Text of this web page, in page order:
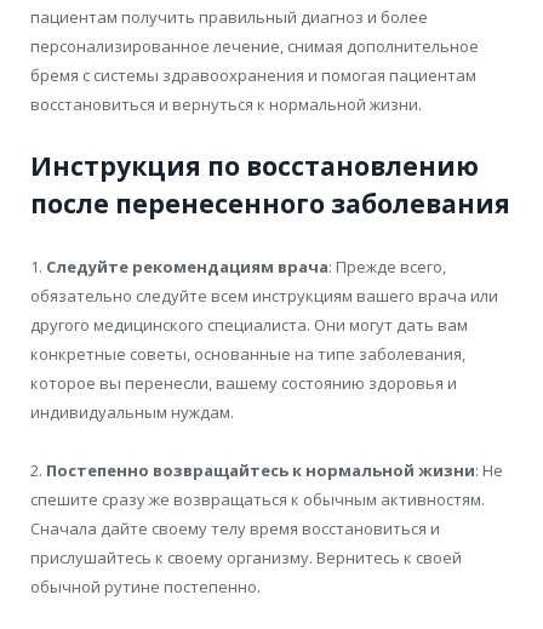
пациентам получить правильный диагноз и более
персонализированное лечение, снимая дополнительное
бремя с системы здравоохранения и помогая пациентам
восстановиться и вернуться к нормальной жизни.
Инструкция по восстановлению
после перенесенного заболевания
1. Следуйте рекомендациям врача: Прежде всего,
обязательно следуйте всем инструкциям вашего врача или
другого медицинского специалиста. Они могут дать вам
конкретные советы, основанные на типе заболевания,
которое вы перенесли, вашему состоянию здоровья и
индивидуальным нуждам.
2. Постепенно возвращайтесь к нормальной жизни: Не
спешите сразу же возвращаться к обычным активностям.
Сначала дайте своему телу время восстановиться и
прислушайтесь к своему организму. Вернитесь к своей
обычной рутине постепенно.